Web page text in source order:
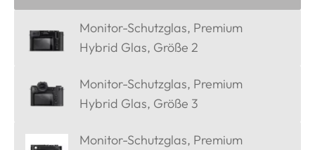
Monitor-Schutzglas, Premium
Hybrid Glas, Größe 2
Monitor-Schutzglas, Premium
Hybrid Glas, Größe 3
Monitor-Schutzglas, Premium